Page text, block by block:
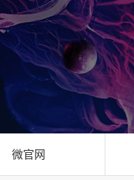
微官网